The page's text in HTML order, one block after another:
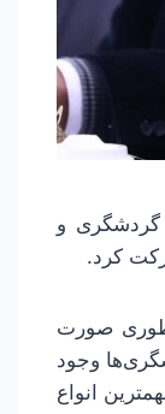
گردشگری و
کرد.
صورت
وجود
انواع